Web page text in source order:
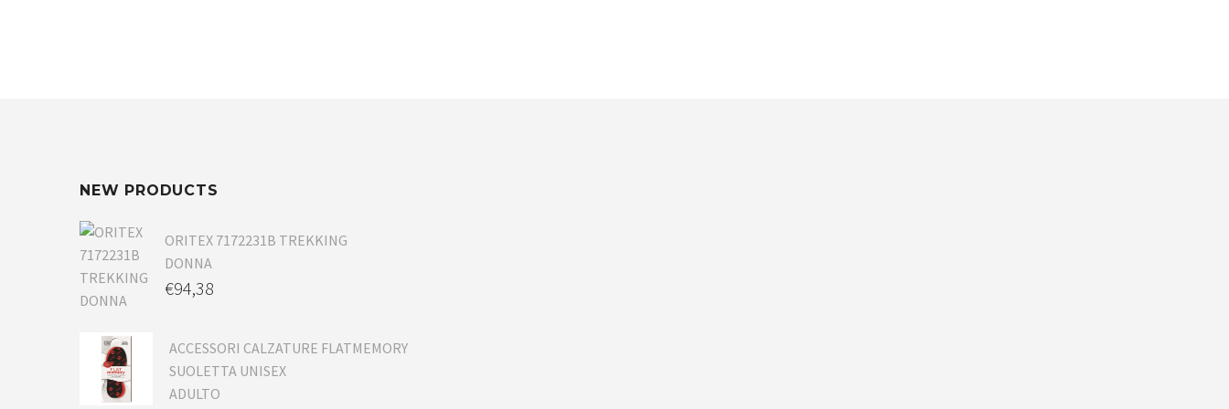
NEW PRODUCTS
ORITEX 7172231B TREKKING
DONNA
€94,38
ACCESSORI CALZATURE FLATMEMORY
SUOLETTA UNISEX
ADULTO